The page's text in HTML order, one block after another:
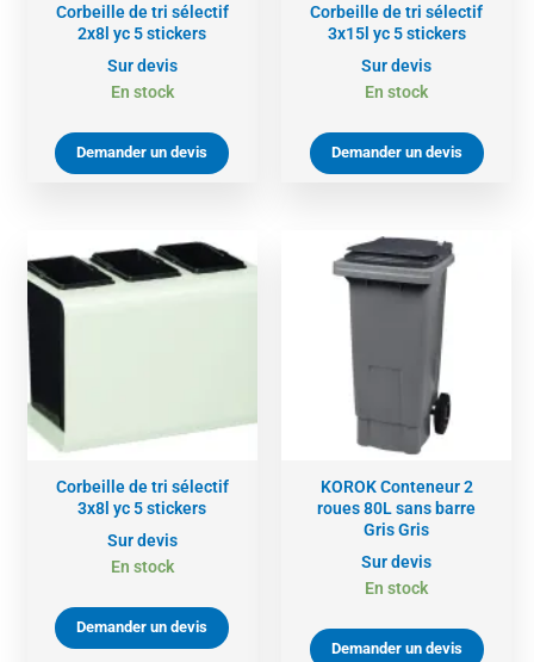
Corbeille de tri sélectif
2x8l yc 5 stickers
Sur devis
En stock
Demander un devis
Corbeille de tri sélectif
3x15l yc 5 stickers
Sur devis
En stock
Demander un devis
Corbeille de tri sélectif
3x8l yc 5 stickers
Sur devis
En stock
Demander un devis
KOROK Conteneur 2
roues 80L sans barre
Gris Gris
Sur devis
En stock
Demander un devis